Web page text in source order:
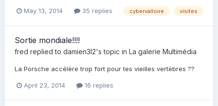
May 13, 2014 35 replies cybervalloire visites
Sortie mondiale!!!!
fred replied to damien3l2's topic in La galerie Multimédia
La Porsche accélère trop fort pour tes vieilles vertèbres ??
April 23, 2014 16 replies